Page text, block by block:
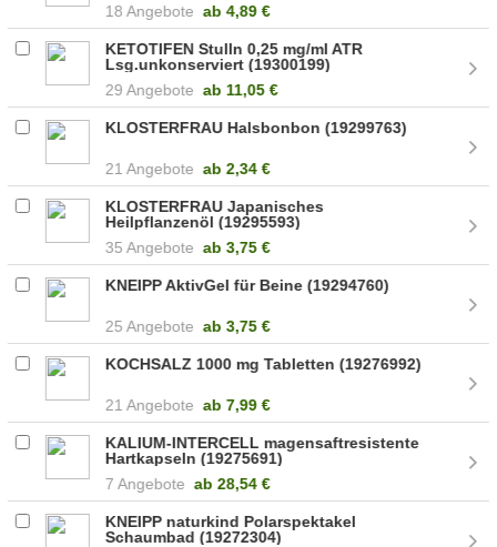
18 Angebote ab4,89 €
KETOTIFEN Stulln 0,25 mg/ml ATR
Lsg.unkonserviert (19300199)
29 Angebote ab 11,05 €
KLOSTERFRAU Halsbonbon (19299763)
21 Angebote ab 2,34 €
KLOSTERFRAU Japanisches
Heilpflanzenöl (19295593)
35 Angebote ab 3,75 €
KNEIPP AktivGel für Beine (19294760)
25 Angebote ab 3,75 €
KOCHSALZ 1000 mg Tabletten (19276992)
21 Angebote ab 7,99 €
KALIUM-INTERCELL magensaftresistente
Hartkapseln (19275691)
7 Angebote ab 28,54 €
KNEIPP naturkind Polarspektakel
Schaumbad (19272304)